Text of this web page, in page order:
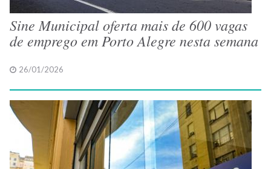
Sine Municipal oferta mais de 600 vagas
de emprego em Porto Alegre nesta semana
26/01/2026